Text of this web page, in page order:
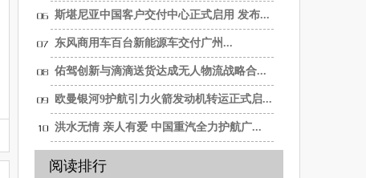
选...
斯堪尼亚中国客户交付中心正式启用 发布...
东风商用车百台新能源车交付广州...
佑驾创新与滴滴送货达成无人物流战略合...
欧曼银河9护航引力火箭发动机转运正式启...
洪水无情 亲人有爱 中国重汽全力护航广...
阅读排行